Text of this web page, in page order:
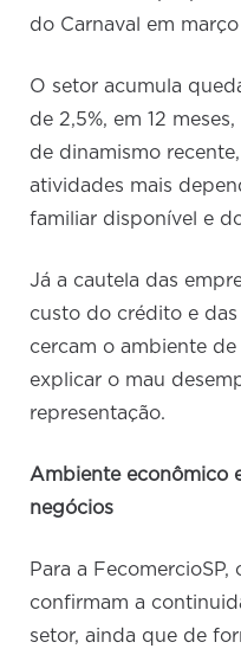
do Carnaval em
O setor acumula
de 2,5%, em 12
de dinamismo
atividades mais
familiar disponível e
Já a cautela das
custo do crédito e
cercam o ambiente
explicar o mau
representação.
Ambiente econômico
negócios
Para a
confirmam a
setor, ainda que de